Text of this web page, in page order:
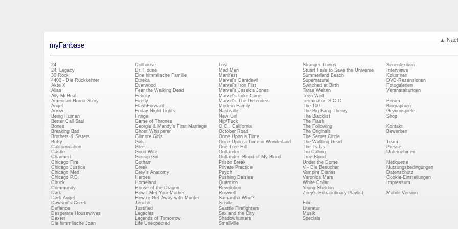
▲
myFanbase
24
24: Legacy
30 Rock
4400 - Die Rückkehrer
Akte X
Alias
Ally McBeal
American Horror Story
Angel
Arrow
Being Human
Better Call Saul
Bones
Breaking Bad
Brothers & Sisters
Buffy
Californication
Castle
Charmed
Chicago Fire
Chicago Justice
Chicago Med
Chicago P.D.
Chuck
Community
Dark
Dark Angel
Dawson's Creek
Defiance
Desperate Housewives
Dexter
Die himmlische Joan
Dollhouse
Dr. House
Eine himmlische Familie
Eureka
Everwood
Fear the Walking Dead
Felicity
Firefly
FlashForward
Friday Night Lights
Fringe
Game of Thrones
Georgie & Mandy's First Marriage
Ghost Whisperer
Gilmore Girls
Girls
Glee
Good Wife
Gossip Girl
Gotham
Greek
Grey's Anatomy
Heroes
Homeland
House of the Dragon
How I Met Your Mother
How to Get Away with Murder
Jericho
Justified
Legacies
Legends of Tomorrow
Life Unexpected
Lost
Mad Men
Manifest
Marvel's Daredevil
Marvel's Iron Fist
Marvel's Jessica Jones
Marvel's Luke Cage
Marvel's The Defenders
Modern Family
Nashville
New Girl
Nip/Tuck
O.C., California
October Road
Once Upon a Time
Once Upon a Time in Wonderland
One Tree Hill
Outlander
Outlander: Blood of My Blood
Prison Break
Private Practice
Psych
Pushing Daisies
Quantico
Revolution
Roswell
Samantha Who?
Scrubs
Seattle Firefighters
Sex and the City
Shadowhunters
Smallville
Stranger Things
Stuart Fails to Save the Universe
Summerland Beach
Supernatural
Switched at Birth
Taras Welten
Teen Wolf
Terminator: S.C.C.
The 100
The Big Bang Theory
The Blacklist
The Flash
The Following
The Originals
The Secret Circle
The Walking Dead
This Is Us
Tru Calling
True Blood
Under the Dome
V - Die Besucher
Vampire Diaries
Veronica Mars
White Collar
Young Sheldon
Zoey's Extraordinary Playlist
Film
Literatur
Musik
Specials
Serienlexikon
Interviews
Kolumnen
DVD-Rezensionen
Fotogalerien
Veranstaltungen
Forum
Biographien
Gewinnspiele
Shop
Kontakt
Bewerben
Team
Presse
Unternehmen
Netiquette
Nutzungsbedingungen
Datenschutz
Cookie-Einstellungen
Impressum
Mobile Version